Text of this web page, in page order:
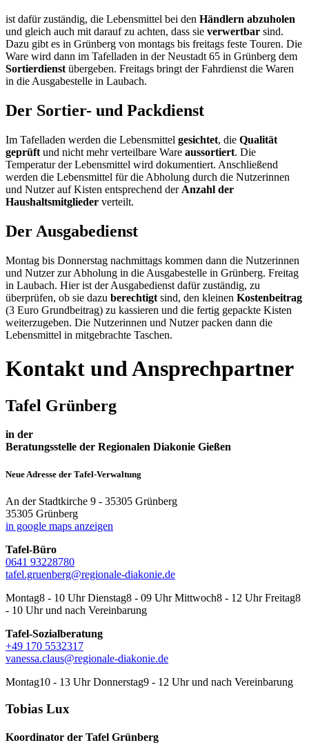
ist dafür zuständig, die Lebensmittel bei den Händlern abzuholen
und gleich auch mit darauf zu achten, dass sie verwertbar sind.
Dazu gibt es in Grünberg von montags bis freitags feste Touren. Die
Ware wird dann im Tafelladen in der Neustadt 65 in Grünberg dem
Sortierdienst übergeben. Freitags bringt der Fahrdienst die Waren
in die Ausgabestelle in Laubach.
Der Sortier- und Packdienst
Im Tafelladen werden die Lebensmittel gesichtet, die Qualität
geprüft und nicht mehr verteilbare Ware aussortiert. Die
Temperatur der Lebensmittel wird dokumentiert. Anschließend
werden die Lebensmittel für die Abholung durch die Nutzerinnen
und Nutzer auf Kisten entsprechend der Anzahl der
Haushaltsmitglieder verteilt.
Der Ausgabedienst
Montag bis Donnerstag nachmittags kommen dann die Nutzerinnen
und Nutzer zur Abholung in die Ausgabestelle in Grünberg. Freitag
in Laubach. Hier ist der Ausgabedienst dafür zuständig, zu
überprüfen, ob sie dazu berechtigt sind, den kleinen Kostenbeitrag
(3 Euro Grundbeitrag) zu kassieren und die fertig gepackte Kisten
weiterzugeben. Die Nutzerinnen und Nutzer packen dann die
Lebensmittel in mitgebrachte Taschen.
Kontakt und Ansprechpartner
Tafel Grünberg
in der
Beratungsstelle der Regionalen Diakonie Gießen
Neue Adresse der Tafel-Verwaltung
An der Stadtkirche 9 - 35305 Grünberg
35305 Grünberg
in google maps anzeigen
Tafel-Büro
0641 93228780
tafel.gruenberg@regionale-diakonie.de
Montag8 - 10 Uhr Dienstag8 - 09 Uhr Mittwoch8 - 12 Uhr Freitag8
- 10 Uhr und nach Vereinbarung
Tafel-Sozialberatung
+49 170 5532317
vanessa.claus@regionale-diakonie.de
Montag10 - 13 Uhr Donnerstag9 - 12 Uhr und nach Vereinbarung
Tobias Lux
Koordinator der Tafel Grünberg